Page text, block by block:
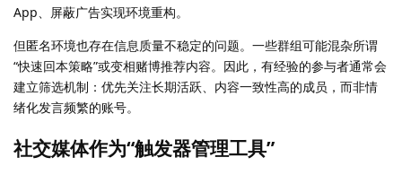
App、屏蔽广告实现环境重构。
但匿名环境也存在信息质量不稳定的问题。一些群组可能混杂所谓
“快速回本策略”或变相赌博推荐内容。因此，有经验的参与者通常会
建立筛选机制：优先关注长期活跃、内容一致性高的成员，而非情
绪化发言频繁的账号。
社交媒体作为“触发器管理工具”